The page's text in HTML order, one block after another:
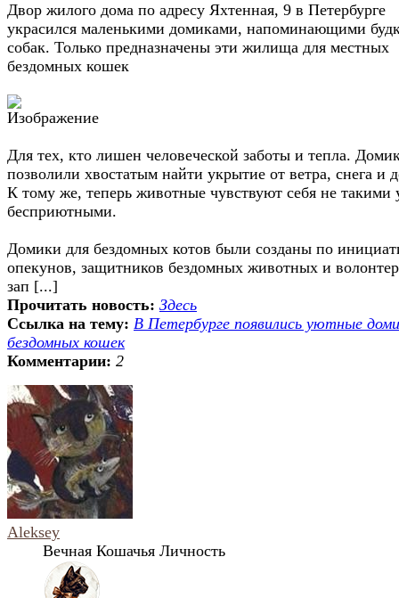
Двор жилого дома по адресу Яхтенная, 9 в Петербурге
украсился маленькими домиками, напоминающими
собак. Только предназначены эти жилища для местных
бездомных кошек
Для тех, кто лишен человеческой заботы и тепла.
позволили хвостатым найти укрытие от ветра, снега и
К тому же, теперь животные чувствуют себя не такими
бесприютными.
Домики для бездомных котов были созданы по
опекунов, защитников бездомных животных и
зап [...]
Прочитать новость: Здесь
Ссылка на тему: В Петербурге появились уютные
бездомных кошек
Комментарии: 2
Aleksey
Вечная Кошачья Личность